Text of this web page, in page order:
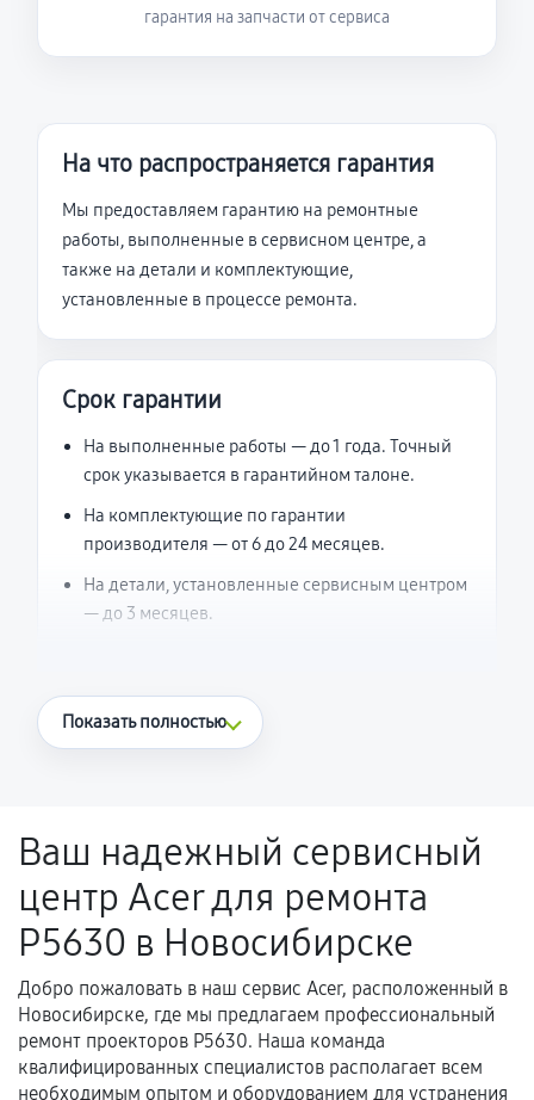
гарантия на запчасти от сервиса
На что распространяется гарантия
Мы предоставляем гарантию на ремонтные
работы, выполненные в сервисном центре, а
также на детали и комплектующие,
установленные в процессе ремонта.
Срок гарантии
На выполненные работы — до 1 года. Точный
срок указывается в гарантийном талоне.
На комплектующие по гарантии
производителя — от 6 до 24 месяцев.
На детали, установленные сервисным центром
— до 3 месяцев.
Что считается гарантийным случаем
Поломка установленной детали при
нормальной эксплуатации в течение
гарантийного срока.
Несоответствие комплектующей заявленным
техническим характеристикам.
Документы для подтверждения
Показать полностью
Ваш надежный сервисный
центр Acer для ремонта
P5630 в Новосибирске
Добро пожаловать в наш сервис Acer, расположенный в
Новосибирске, где мы предлагаем профессиональный
ремонт проекторов P5630. Наша команда
квалифицированных специалистов располагает всем
необходимым опытом и оборудованием для устранения